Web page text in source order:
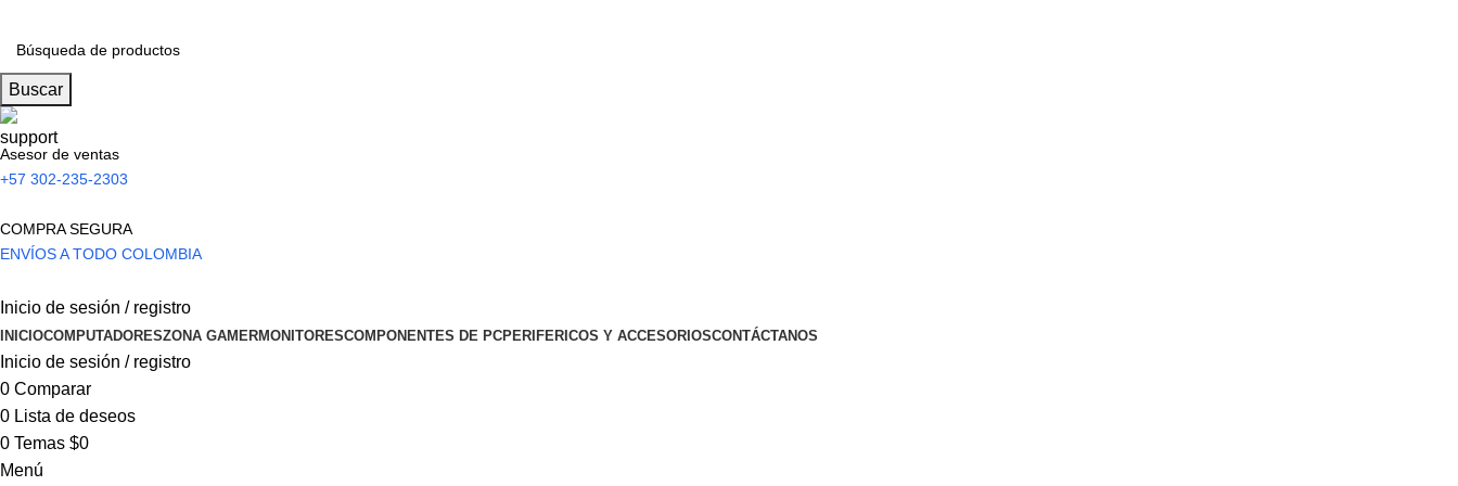
Buscar
Asesor de ventas
+57 302-235-2303
COMPRA SEGURA
ENVÍOS A TODO COLOMBIA
Inicio de sesión / registro
INICIOCOMPUTADORESZONA GAMERMONITORESCOMPONENTES DE PCPERIFERICOS Y ACCESORIOSCONTÁCTANOS
Inicio de sesión / registro
0 Comparar
0 Lista de deseos
0 Temas $0
Menú